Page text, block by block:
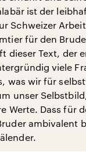
ist der
Schweizer
für den
dieser Text, der
viele
was wir für
unser
Werte. Dass für
ambivalent